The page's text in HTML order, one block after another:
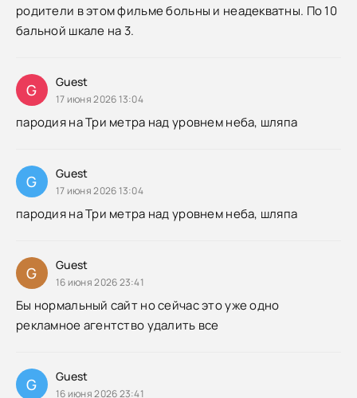
родители в этом фильме больны и неадекватны. По 10
бальной шкале на 3.
G Guest
17 июня 2026 13:04
пародия на Три метра над уровнем неба, шляпа
G Guest
17 июня 2026 13:04
пародия на Три метра над уровнем неба, шляпа
G Guest
16 июня 2026 23:41
Бы нормальный сайт но сейчас это уже одно
рекламное агентство удалить все
G Guest
16 июня 2026 23:41